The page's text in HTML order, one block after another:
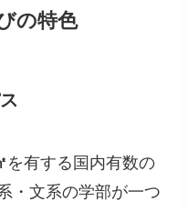
の特色
を有する国内有数の
・文系の学部が一つ